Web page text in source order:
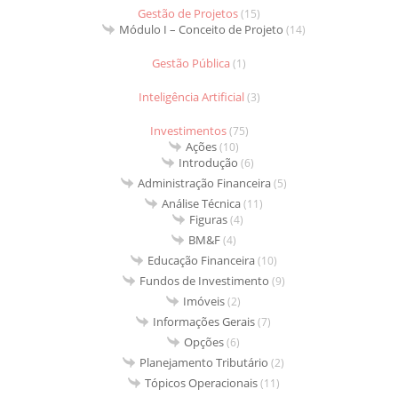
Gestão de Projetos(15)
Módulo I – Conceito de Projeto (14)
Gestão Pública (1)
Inteligência Artificial (3)
Investimentos(75)
Ações(10)
Introdução (6)
Administração Financeira(5)
Análise Técnica(11)
Figuras(4)
BM&F(4)
Educação Financeira(10)
Fundos de Investimento (9)
Imóveis(2)
Informações Gerais(7)
Opções(6)
Planejamento Tributário (2)
Tópicos Operacionais(11)